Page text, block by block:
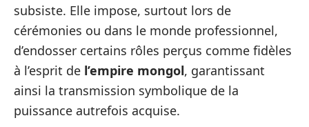
subsiste. Elle impose, surtout lors de
cérémonies ou dans le monde professionnel,
d’endosser certains rôles perçus comme fidèles
à l’esprit de l’empire mongol, garantissant
ainsi la transmission symbolique de la
puissance autrefois acquise.